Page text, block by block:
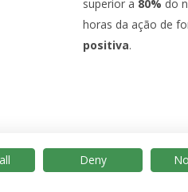
superior a 80% do
horas da ação de
positiva.
Deny